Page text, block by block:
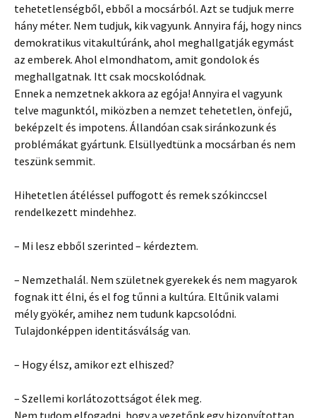
tehetetlenségből, ebből a mocsárból. Azt se tudjuk merre
hány méter. Nem tudjuk, kik vagyunk. Annyira fáj, hogy nincs
demokratikus vitakultúránk, ahol meghallgatják egymást
az emberek. Ahol elmondhatom, amit gondolok és
meghallgatnak. Itt csak mocskolódnak.
Ennek a nemzetnek akkora az egója! Annyira el vagyunk
telve magunktól, miközben a nemzet tehetetlen, önfejű,
beképzelt és impotens. Állandóan csak siránkozunk és
problémákat gyártunk. Elsüllyedtünk a mocsárban és nem
teszünk semmit.
Hihetetlen átéléssel puffogott és remek szókinccsel
rendelkezett mindehhez.
– Mi lesz ebből szerinted – kérdeztem.
– Nemzethalál. Nem születnek gyerekek és nem magyarok
fognak itt élni, és el fog tűnni a kultúra. Eltűnik valami
mély gyökér, amihez nem tudunk kapcsolódni.
Tulajdonképpen identitásválság van.
– Hogy élsz, amikor ezt elhiszed?
– Szellemi korlátozottságot élek meg.